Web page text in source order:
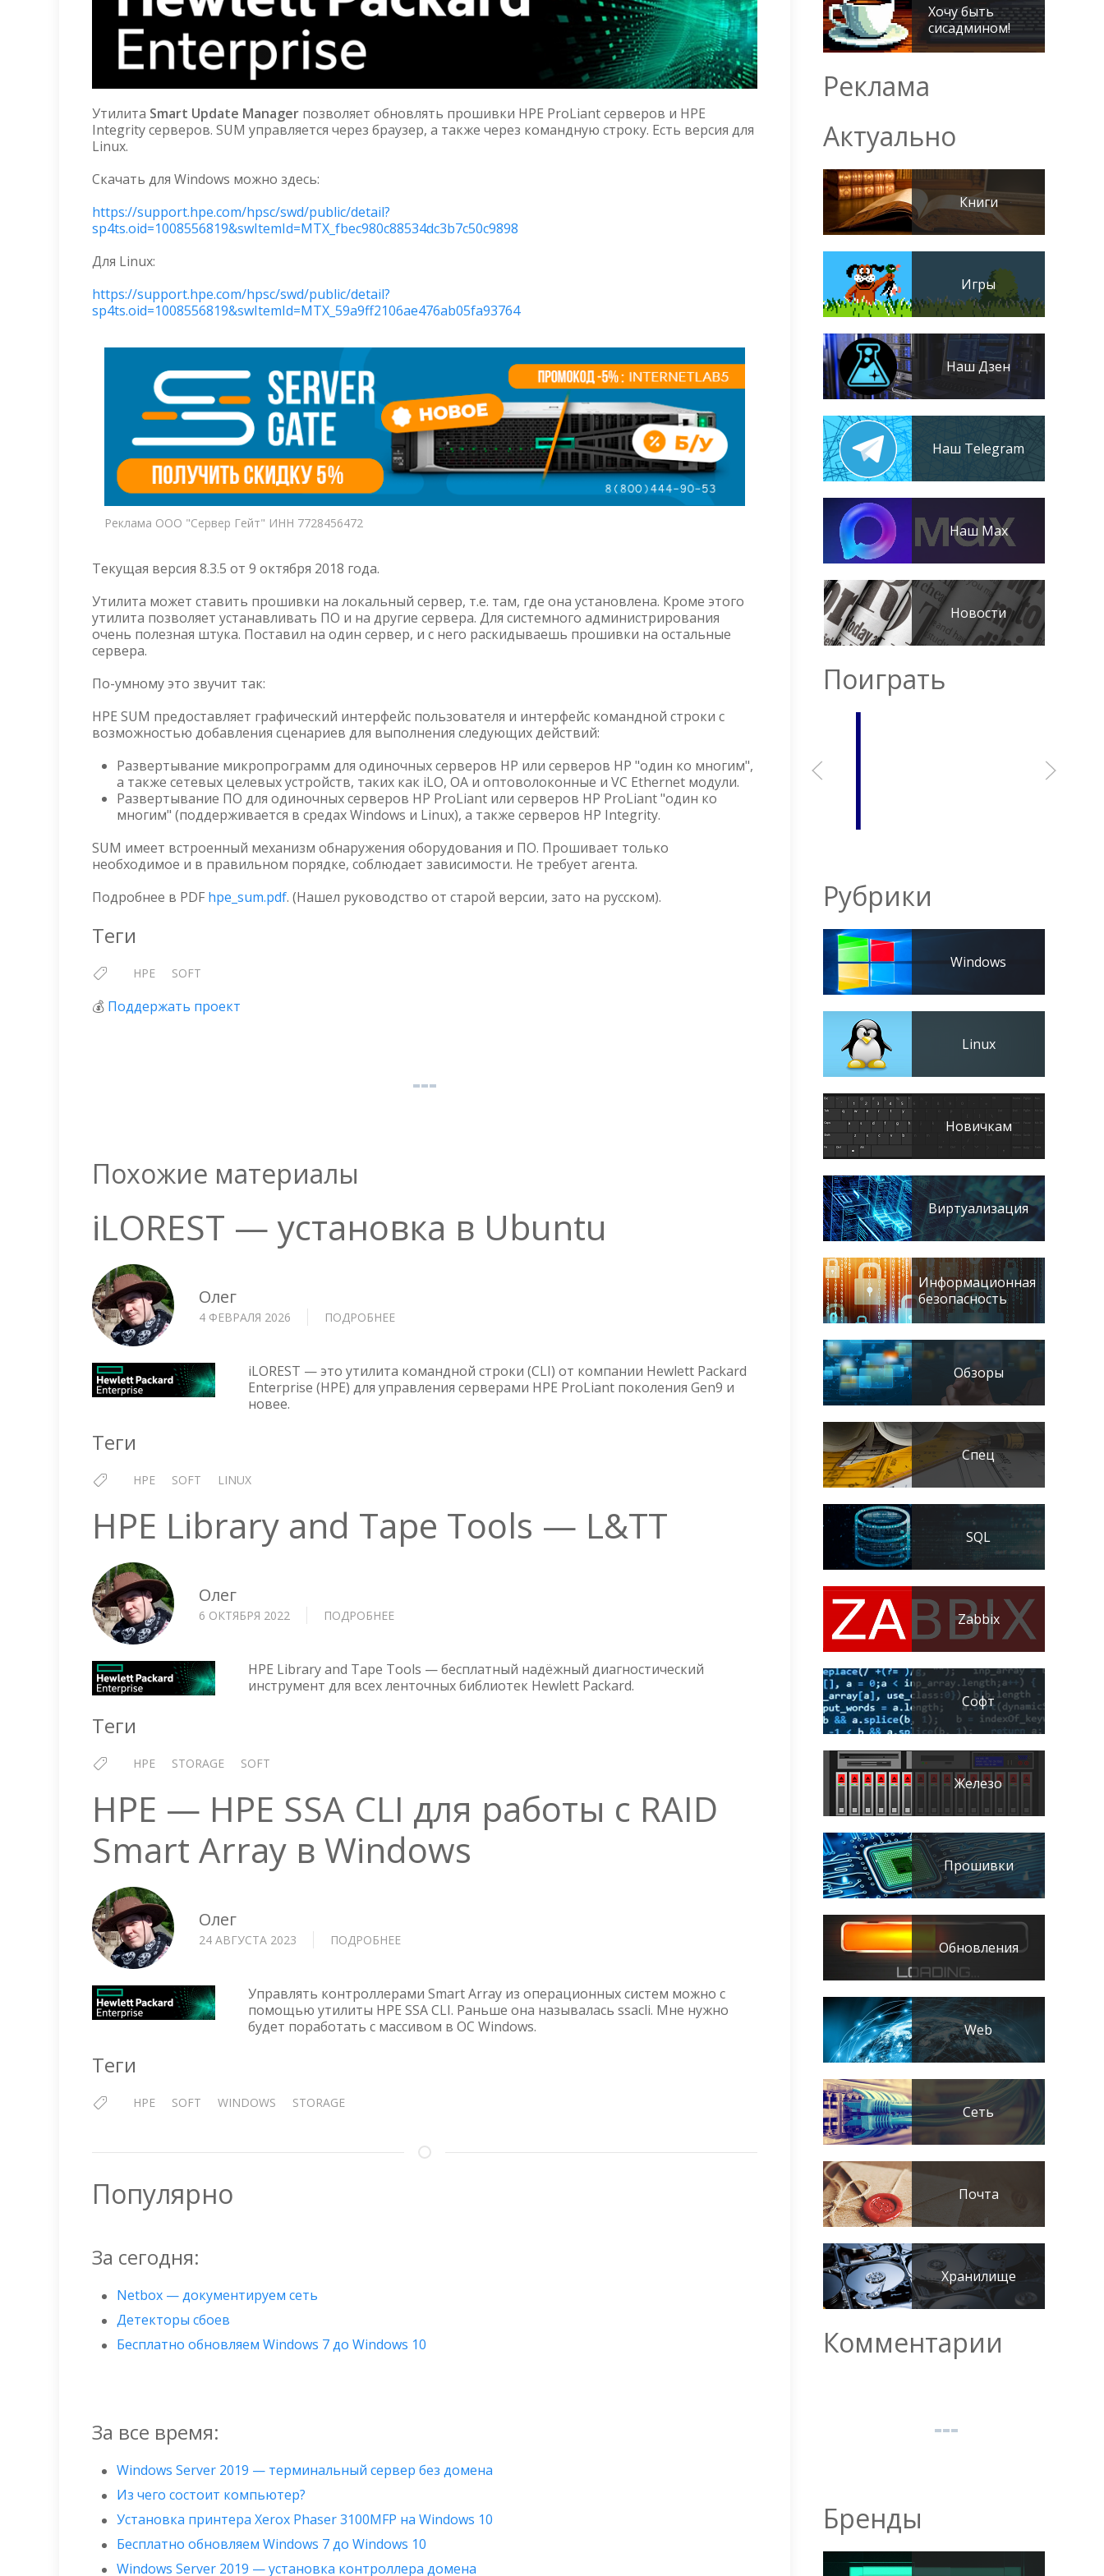
Утилита Smart Update Manager позволяет обновлять прошивки HPE ProLiant серверов и HPE
Integrity серверов. SUM управляется через браузер, а также через командную строку. Есть версия для
Linux.
Скачать для Windows можно здесь:
https://support.hpe.com/hpsc/swd/public/detail?
sp4ts.oid=1008556819&swItemId=MTX_fbec980c88534dc3b7c50c9898
Для Linux:
https://support.hpe.com/hpsc/swd/public/detail?
sp4ts.oid=1008556819&swItemId=MTX_59a9ff2106ae476ab05fa93764
Реклама ООО "Сервер Гейт" ИНН 7728456472
Текущая версия 8.3.5 от 9 октября 2018 года.
Утилита может ставить прошивки на локальный сервер, т.е. там, где она установлена. Кроме этого
утилита позволяет устанавливать ПО и на другие сервера. Для системного администрирования
очень полезная штука. Поставил на один сервер, и с него раскидываешь прошивки на остальные
сервера.
По-умному это звучит так:
HPE SUM предоставляет графический интерфейс пользователя и интерфейс командной строки с
возможностью добавления сценариев для выполнения следующих действий:
Развертывание микропрограмм для одиночных серверов HP или серверов HP "один ко многим",
а также сетевых целевых устройств, таких как iLO, OA и оптоволоконные и VC Ethernet модули.
Развертывание ПО для одиночных серверов HP ProLiant или серверов HP ProLiant "один ко
многим" (поддерживается в средах Windows и Linux), а также серверов HP Integrity.
SUM имеет встроенный механизм обнаружения оборудования и ПО. Прошивает только
необходимое и в правильном порядке, соблюдает зависимости. Не требует агента.
Подробнее в PDF hpe_sum.pdf. (Нашел руководство от старой версии, зато на русском).
Теги
HPE SOFT
💰 Поддержать проект
Похожие материалы
iLOREST — установка в Ubuntu
Олег
4 ФЕВРАЛЯ 2026 ПОДРОБНЕЕ
УСТАНОВКА
В
iLOREST — это утилита командной строки (CLI) от компании Hewlett Packard
Enterprise (HPE) для управления серверами HPE ProLiant поколения Gen9 и
новее.
Теги
HPE SOFT LINUX
HPE Library and Tape Tools — L&TT
Олег
6 ОКТЯБРЯ 2022 ПОДРОБНЕЕ
AND
TAPE
HPE Library and Tape Tools — бесплатный надёжный диагностический
инструмент для всех ленточных библиотек Hewlett Packard.
Теги
HPE STORAGE SOFT
HPE — HPE SSA CLI для работы с RAID
Smart Array в Windows
Олег
24 АВГУСТА 2023 ПОДРОБНЕЕ
HPE
SSA
CLI
WINDOWS
Управлять контроллерами Smart Array из операционных систем можно с
помощью утилиты HPE SSA CLI. Раньше она называлась ssacli. Мне нужно
будет поработать с массивом в ОС Windows.
Теги
HPE SOFT WINDOWS STORAGE
Популярно
За сегодня:
Netbox — документируем сеть
Детекторы сбоев
Бесплатно обновляем Windows 7 до Windows 10
За все время:
Windows Server 2019 — терминальный сервер без домена
Из чего состоит компьютер?
Установка принтера Xerox Phaser 3100MFP на Windows 10
Бесплатно обновляем Windows 7 до Windows 10
Windows Server 2019 — установка контроллера домена
Хочу быть
сисадмином!
Реклама
Актуально
Книги
Игры
Наш Дзен
Наш Telegram
Наш Max
Новости
Поиграть
Рубрики
Windows
Linux
Новичкам
Виртуализация
Информационная
безопасность
Обзоры
Спец
SQL
Zabbix
Софт
Железо
Прошивки
Обновления
Web
Сеть
Почта
Хранилище
Комментарии
Бренды